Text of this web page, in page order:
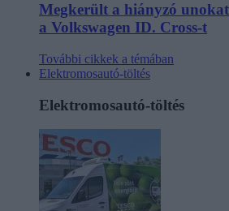
Megkerült a hiányzó
a Volkswagen ID. Cross-t
További cikkek a témában
Elektromosautó-töltés
Elektromosautó-töltés